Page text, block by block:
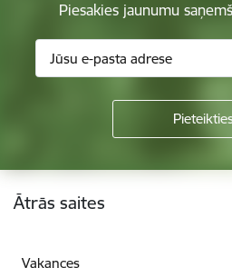
Piesakies jaunumu
Kājene
Ātrās saites
Vakances